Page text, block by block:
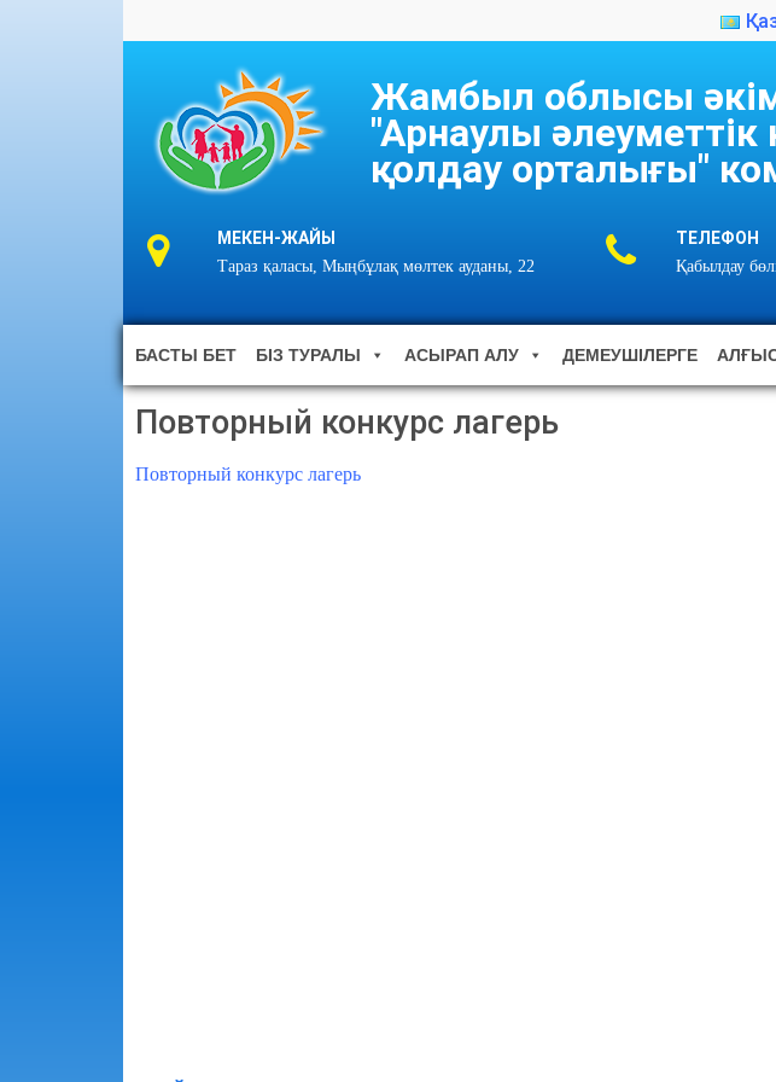
Жамбыл облысы
"Арнаулы
қолдау орталығы"
МЕКЕН-ЖАЙЫ
Тараз қаласы, Мыңбұлақ мөлтек ауданы, 22
ТЕЛЕФОН
Қабылдау
БАСТЫ БЕТ БІЗ ТУРАЛЫ АСЫРАП АЛУ ДЕМЕУШІЛЕРГЕ
Повторный конкурс лагерь
Повторный конкурс лагерь